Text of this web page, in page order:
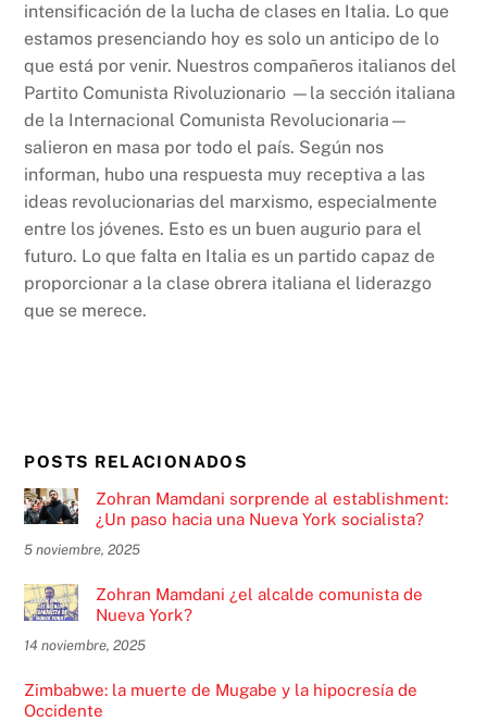
intensificación de la lucha de clases en Italia. Lo que
estamos presenciando hoy es solo un anticipo de lo
que está por venir. Nuestros compañeros italianos del
Partito Comunista Rivoluzionario —la sección italiana
de la Internacional Comunista Revolucionaria—
salieron en masa por todo el país. Según nos
informan, hubo una respuesta muy receptiva a las
ideas revolucionarias del marxismo, especialmente
entre los jóvenes. Esto es un buen augurio para el
futuro. Lo que falta en Italia es un partido capaz de
proporcionar a la clase obrera italiana el liderazgo
que se merece.
POSTS RELACIONADOS
Zohran Mamdani sorprende al establishment:
¿Un paso hacia una Nueva York socialista?
5 noviembre, 2025
Zohran Mamdani ¿el alcalde comunista de
Nueva York?
14 noviembre, 2025
Zimbabwe: la muerte de Mugabe y la hipocresía de
Occidente